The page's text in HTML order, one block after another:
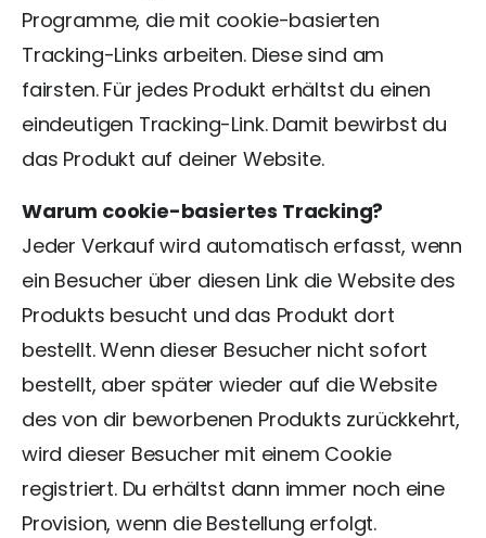
Programme, die mit cookie-basierten
Tracking-Links arbeiten. Diese sind am
fairsten. Für jedes Produkt erhältst du einen
eindeutigen Tracking-Link. Damit bewirbst du
das Produkt auf deiner Website.
Warum cookie-basiertes Tracking?
Jeder Verkauf wird automatisch erfasst, wenn
ein Besucher über diesen Link die Website des
Produkts besucht und das Produkt dort
bestellt. Wenn dieser Besucher nicht sofort
bestellt, aber später wieder auf die Website
des von dir beworbenen Produkts zurückkehrt,
wird dieser Besucher mit einem Cookie
registriert. Du erhältst dann immer noch eine
Provision, wenn die Bestellung erfolgt.